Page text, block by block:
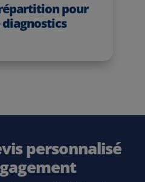
pour
diagnostics
personnalisé